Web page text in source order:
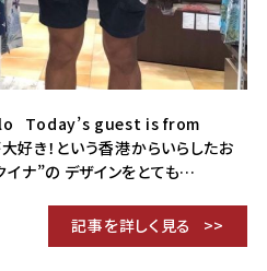
Today’s guest is from
き！という香港からいらしたお
ナ”の デザインをとても…
記事を詳しく見る